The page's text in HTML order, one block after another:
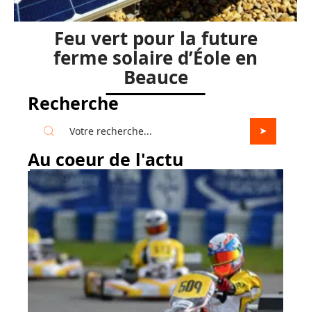
Feu vert pour la future
ferme solaire d’Éole en
Beauce
Recherche
Au coeur de l'actu